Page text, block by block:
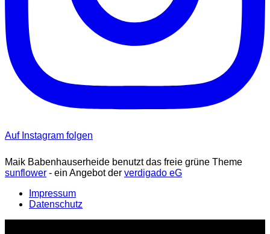
Auf Instagram folgen
Maik Babenhauserheide benutzt das freie grüne Theme
sunflower ‐ ein Angebot der verdigado eG
Impressum
Datenschutz